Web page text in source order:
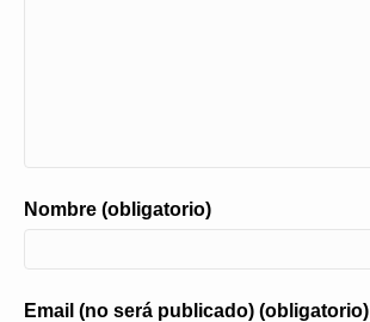
Nombre (obligatorio)
Email (no será publicado) (obligatorio)